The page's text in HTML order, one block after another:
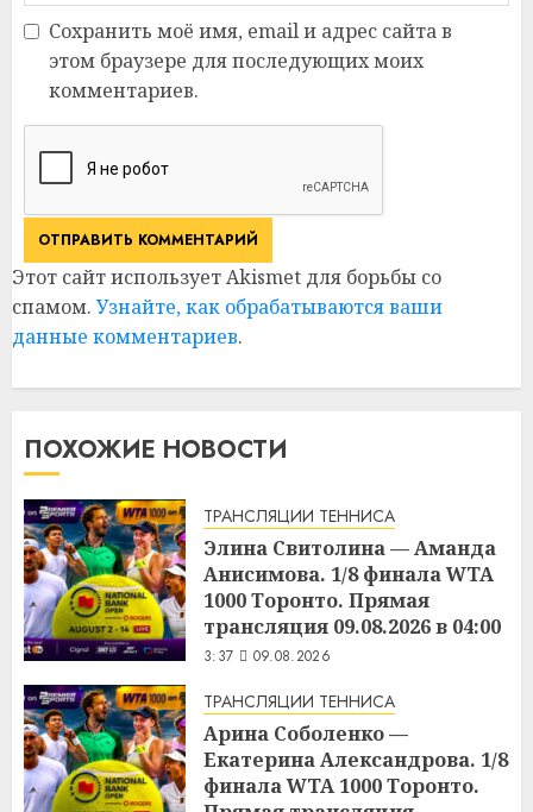
Сохранить моё имя, email и адрес сайта в
этом браузере для последующих моих
комментариев.
Этот сайт использует Akismet для борьбы со
спамом. Узнайте, как обрабатываются ваши
данные комментариев.
ПОХОЖИЕ НОВОСТИ
ТРАНСЛЯЦИИ ТЕННИСА
Элина Свитолина — Аманда
Анисимова. 1/8 финала WTA
1000 Торонто. Прямая
трансляция 09.08.2026 в 04:00
3:37 09.08.2026
ТРАНСЛЯЦИИ ТЕННИСА
Арина Соболенко —
Екатерина Александрова. 1/8
финала WTA 1000 Торонто.